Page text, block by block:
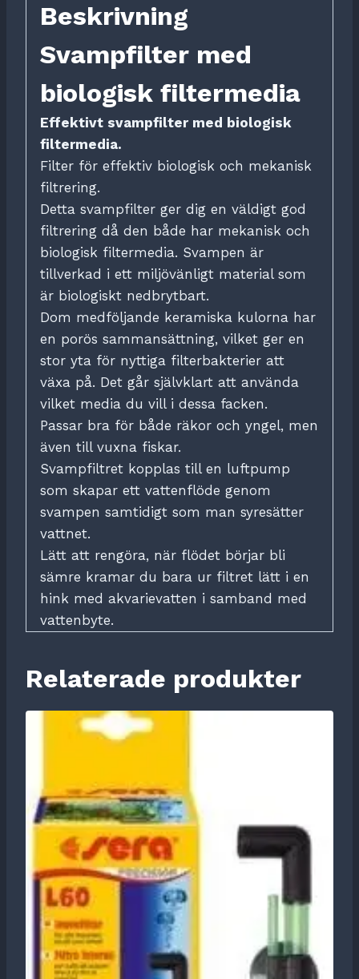
Beskrivning
Svampfilter med
biologisk filtermedia
Effektivt svampfilter med biologisk
filtermedia.
Filter för effektiv biologisk och mekanisk
filtrering.
Detta svampfilter ger dig en väldigt god
filtrering då den både har mekanisk och
biologisk filtermedia. Svampen är
tillverkad i ett miljövänligt material som
är biologiskt nedbrytbart.
Dom medföljande keramiska kulorna har
en porös sammansättning, vilket ger en
stor yta för nyttiga filterbakterier att
växa på. Det går självklart att använda
vilket media du vill i dessa facken.
Passar bra för både räkor och yngel, men
även till vuxna fiskar.
Svampfiltret kopplas till en luftpump
som skapar ett vattenflöde genom
svampen samtidigt som man syresätter
vattnet.
Lätt att rengöra, när flödet börjar bli
sämre kramar du bara ur filtret lätt i en
hink med akvarievatten i samband med
vattenbyte.
Relaterade produkter